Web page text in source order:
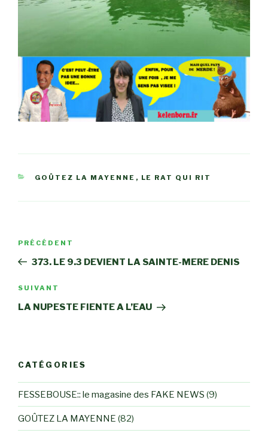
CATÉGORIES
GOÛTEZ LA MAYENNE , LE RAT QUI RIT
Navigation
l’article
Article
précédent
PRÉCÉDENT
373. LE 9.3 DEVIENT LA SAINTE-MERE DENIS
Article
suivant
SUIVANT
LA NUPESTE FIENTE A L’EAU
CATÉGORIES
FESSEBOUSE:: le magasine des FAKE NEWS (9)
GOÛTEZ LA MAYENNE (82)